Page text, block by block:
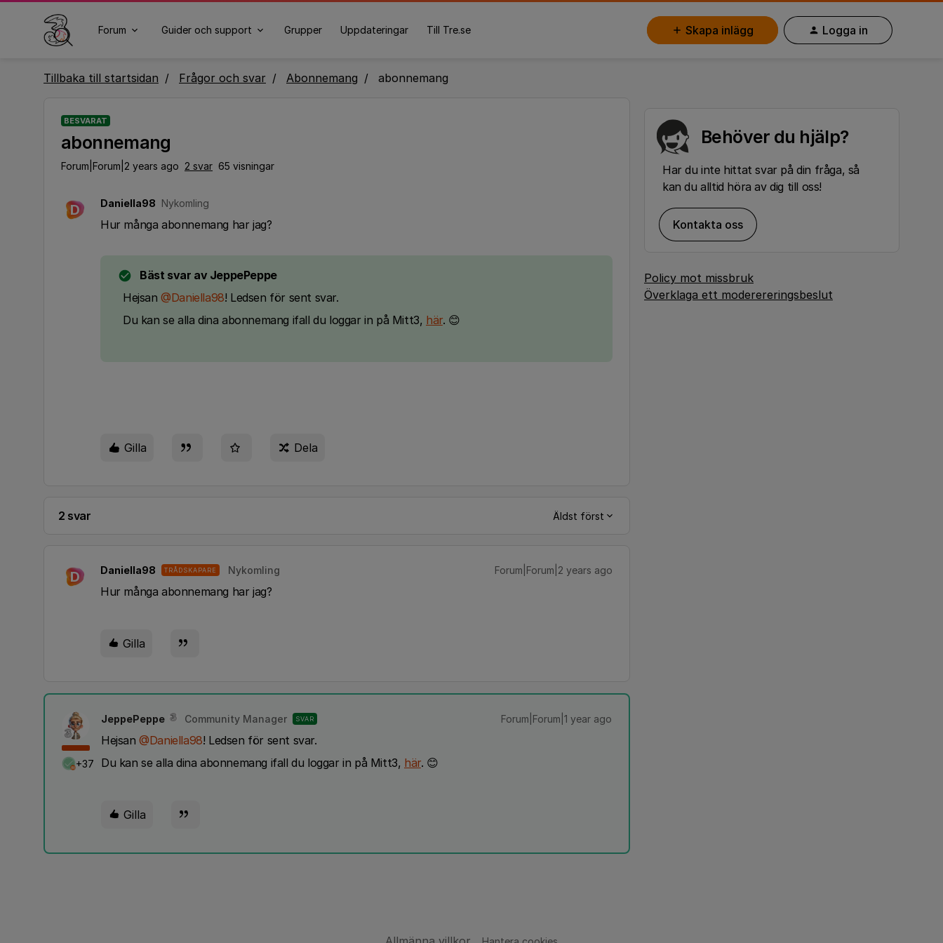
Forum Guider och support Grupper Uppdateringar Till Tre.se Skapa inlägg Logga in
Tillbaka till startsidan Frågor och svar Abonnemang abonnemang
BESVARAT
abonnemang
Forum|Forum|2 years ago 2 svar 65 visningar
D Daniella98 Nykomling
Hur många abonnemang har jag?
Bäst svar av JeppePeppe
Hejsan@Daniella98! Ledsen för sent svar.
Du kan se alla dina abonnemang ifall du loggar in på Mitt3, här. 😊
Gilla Dela
2 svar Äldst först
D Daniella98 TRÅDSKAPARE Nykomling Forum|Forum|2 years ago
Hur många abonnemang har jag?
Gilla
+37
JeppePeppe Community Manager SVAR Forum|Forum|1 year ago
Hejsan@Daniella98! Ledsen för sent svar.
Du kan se alla dina abonnemang ifall du loggar in på Mitt3, här. 😊
Gilla
Behöver du hjälp?
Har du inte hittat svar på din fråga, så
kan du alltid höra av dig till oss!
Kontakta oss
Policy mot missbruk
Överklaga ett moderereringsbeslut